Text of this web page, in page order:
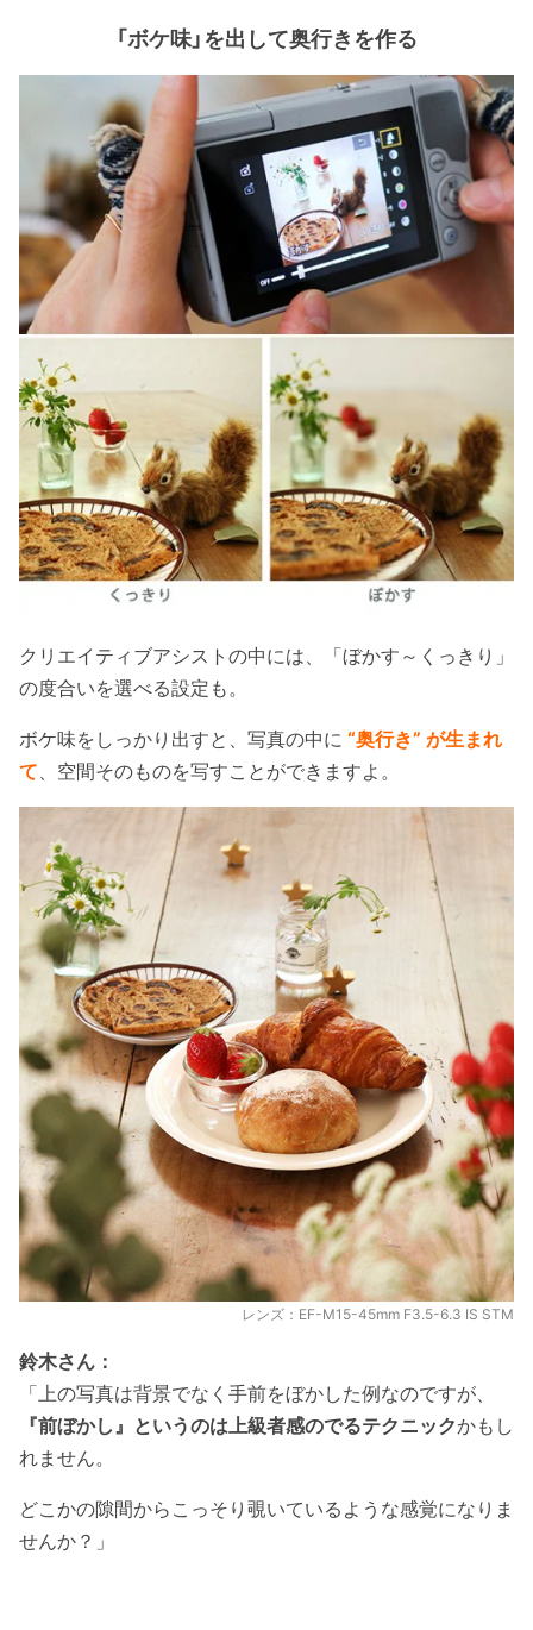
「ボケ味」を出して奥行きを作る
クリエイティブアシストの中には、「ぼかす～くっきり」
の度合いを選べる設定も。
ボケ味をしっかり出すと、写真の中に “奥行き” が生まれ
て 、空間そのものを写すことができますよ。
レンズ：EF-M15-45mm F3.5-6.3 IS STM
鈴木さん：
「上の写真は背景でなく手前をぼかした例なのですが、
『前ぼかし』というのは上級者感のでるテクニックかもし
れません。
どこかの隙間からこっそり覗いているような感覚になりま
せんか？」